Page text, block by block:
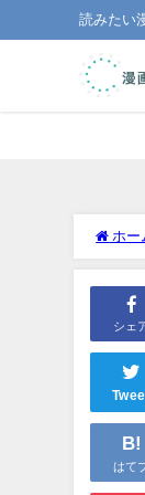
読みたい
ホー
シェ
B!
はて